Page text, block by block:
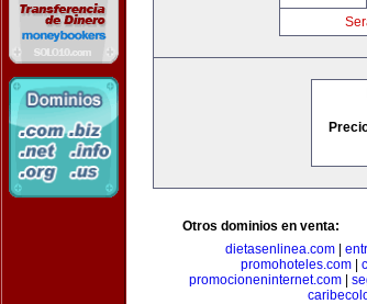
Otros dominios en venta:
dietasenlinea.com|
promohoteles.com
promocioneninternet.com|